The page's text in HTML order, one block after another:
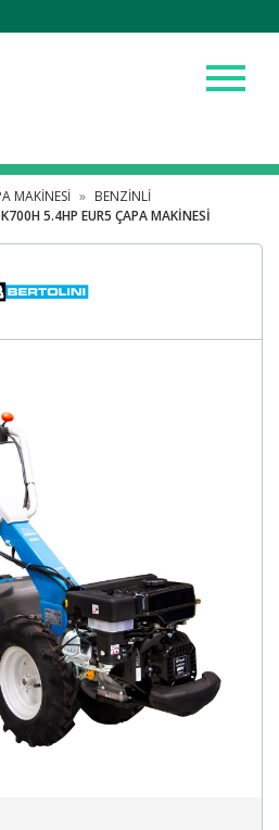
menu
MAKİNESİ
BENZİNLİ
5.4HP EUR5 ÇAPA MAKİNESİ